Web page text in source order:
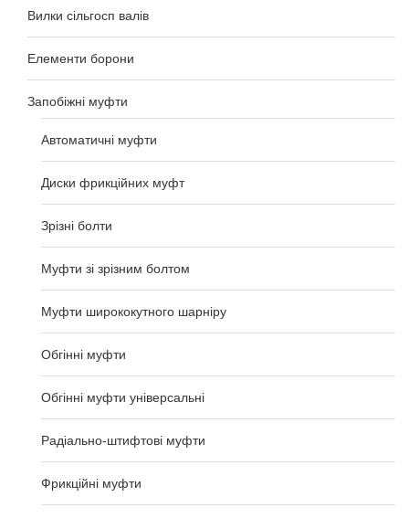
Вилки сільгосп валів
Елементи борони
Запобіжні муфти
Автоматичні муфти
Диски фрикційних муфт
Зрізні болти
Муфти зі зрізним болтом
Муфти ширококутного шарніру
Обгінні муфти
Обгінні муфти універсальні
Радіально-штифтові муфти
Фрикційні муфти